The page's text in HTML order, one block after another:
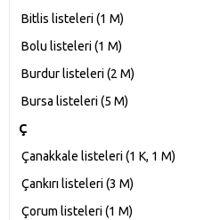
Bitlis listeleri‎ (1 M)
Bolu listeleri‎ (1 M)
Burdur listeleri‎ (2 M)
Bursa listeleri‎ (5 M)
Ç
Çanakkale listeleri‎ (1 K, 1 M)
Çankırı listeleri‎ (3 M)
Çorum listeleri‎ (1 M)